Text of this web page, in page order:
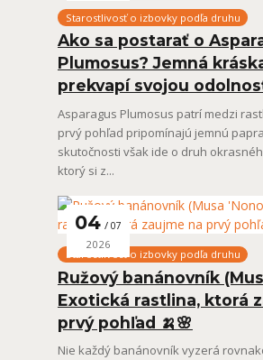
Starostlivosť o izbovky podľa druhu
Ako sa postarať o
Plumosus? Jemná
prekvapí svojou
Asparagus Plumosus patrí medzi
prvý pohľad pripomínajú jemnú
skutočnosti však ide o druh
ktorý si z...
04 07
2026
Starostlivosť o izbovky podľa druhu
Ružový banánovník
Exotická rastlina, ktorá
prvý pohľad 🍌🌸
Nie každý banánovník vyzerá